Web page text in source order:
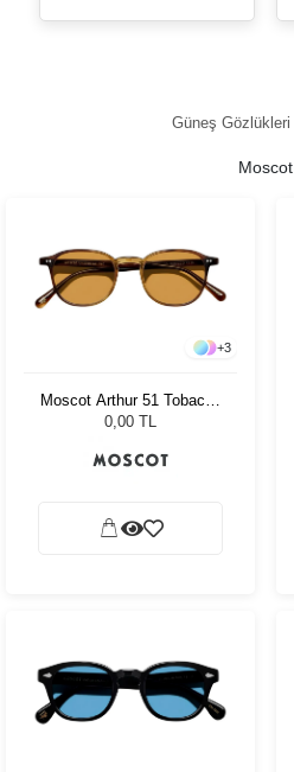
Güneş Gözlükleri
Moscot
+3
Moscot Arthur 51 Tobacco
Cr-39 Green
0,00 TL